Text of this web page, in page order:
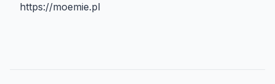
https://moemie.pl